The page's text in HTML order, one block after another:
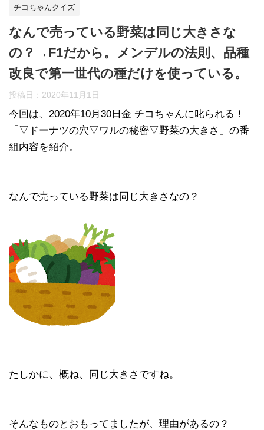
チコちゃんクイズ
なんで売っている野菜は同じ大きさな
の？→F1だから。メンデルの法則、品種
改良で第一世代の種だけを使っている。
投稿日： 2020年11月1日
今回は、2020年10月30日金 チコちゃんに叱られる！
「▽ドーナツの穴▽ワルの秘密▽野菜の大きさ」の番
組内容を紹介。
なんで売っている野菜は同じ大きさなの？
たしかに、概ね、同じ大きさですね。
そんなものとおもってましたが、理由があるの？